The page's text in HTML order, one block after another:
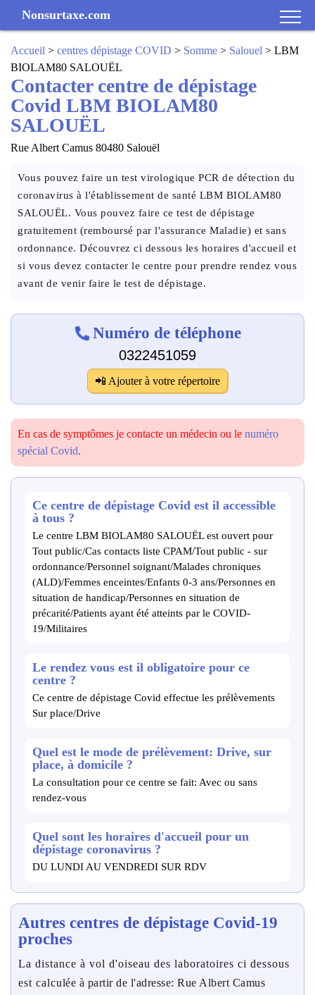
Nonsurtaxe.com
Accueil > centres dépistage COVID > Somme > Salouel > LBM
BIOLAM80 SALOUËL
Contacter centre de dépistage
Covid LBM BIOLAM80
SALOUËL
Rue Albert Camus 80480 Salouël
Vous pouvez faire un test virologique PCR de détection du
coronavirus à l'établissement de santé LBM BIOLAM80
SALOUËL. Vous pouvez faire ce test de dépistage
gratuitement (remboursé par l'assurance Maladie) et sans
ordonnance. Découvrez ci dessous les horaires d'accueil et
si vous devez contacter le centre pour prendre rendez vous
avant de venir faire le test de dépistage.
Numéro de téléphone
0322451059
📲 Ajouter à votre répertoire
En cas de symptômes je contacte un médecin ou le numéro
spécial Covid.
Ce centre de dépistage Covid est il accessible
à tous ?
Le centre LBM BIOLAM80 SALOUËL est ouvert pour
Tout public/Cas contacts liste CPAM/Tout public - sur
ordonnance/Personnel soignant/Malades chroniques
(ALD)/Femmes enceintes/Enfants 0-3 ans/Personnes en
situation de handicap/Personnes en situation de
précarité/Patients ayant été atteints par le COVID-
19/Militaires
Le rendez vous est il obligatoire pour ce
centre ?
Ce centre de dépistage Covid effectue les prélèvements
Sur place/Drive
Quel est le mode de prélèvement: Drive, sur
place, à domicile ?
La consultation pour ce centre se fait: Avec ou sans
rendez-vous
Quel sont les horaires d'accueil pour un
dépistage coronavirus ?
DU LUNDI AU VENDREDI SUR RDV
Autres centres de dépistage Covid-19
proches
La distance à vol d'oiseau des laboratoires ci dessous
est calculée à partir de l'adresse: Rue Albert Camus